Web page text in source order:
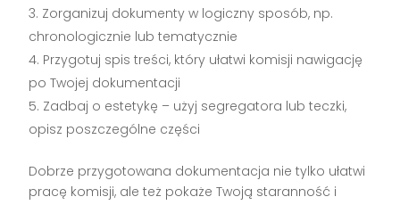
Zorganizuj dokumenty w logiczny sposób, np.
chronologicznie lub tematycznie
Przygotuj spis treści, który ułatwi komisji nawigację
po Twojej dokumentacji
Zadbaj o estetykę – użyj segregatora lub teczki,
opisz poszczególne części
Dobrze przygotowana dokumentacja nie tylko ułatwi
pracę komisji, ale też pokaże Twoją staranność i